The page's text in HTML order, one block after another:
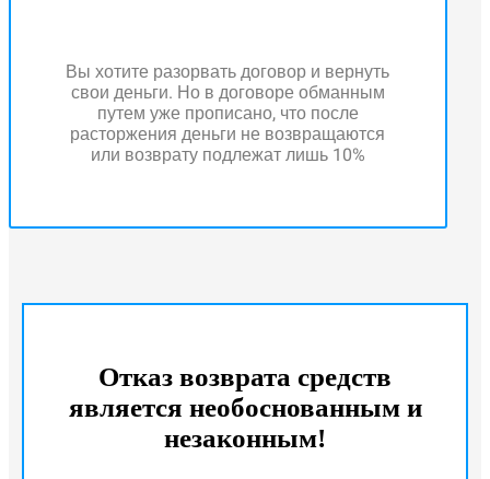
Вы хотите разорвать договор и вернуть
свои деньги. Но в договоре обманным
путем уже прописано, что после
расторжения деньги не возвращаются
или возврату подлежат лишь 10%
Отказ возврата средств
является необоснованным и
незаконным!